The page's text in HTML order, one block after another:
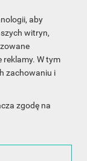
aby
witryn,
W tym
zachowaniu i
zgodę na